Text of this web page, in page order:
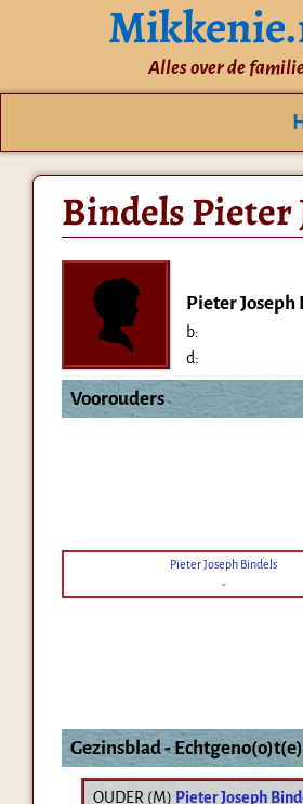
Alles over de
Bindels Pieter
Pieter Joseph
b:
d:
Voorouders
Pieter Joseph Bindels
-
Gezinsblad - Echtgeno(o)t(e)
OUDER (M) Pieter Joseph